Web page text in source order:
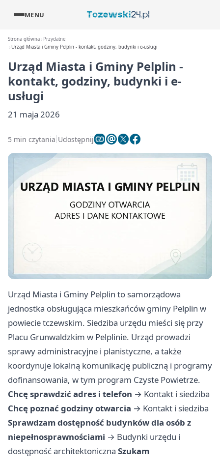
MENU
Strona główna
Przydatne
Urząd Miasta i Gminy Pelplin - kontakt, godziny, budynki i e-usługi
Urząd Miasta i Gminy Pelplin -
kontakt, godziny, budynki i e-
usługi
21 maja 2026
5 min czytania Udostępnij
Urząd Miasta i Gminy Pelplin to samorządowa
jednostka obsługująca mieszkańców gminy Pelplin w
powiecie tczewskim. Siedziba urzędu mieści się przy
Placu Grunwaldzkim w Pelplinie. Urząd prowadzi
sprawy administracyjne i planistyczne, a także
koordynuje lokalną komunikację publiczną i programy
dofinansowania, w tym program Czyste Powietrze.
Chcę sprawdzić adres i telefon → Kontakt i siedziba
Chcę poznać godziny otwarcia → Kontakt i siedziba
Sprawdzam dostępność budynków dla osób z
niepełnosprawnościami → Budynki urzędu i
dostępność architektoniczna Szukam